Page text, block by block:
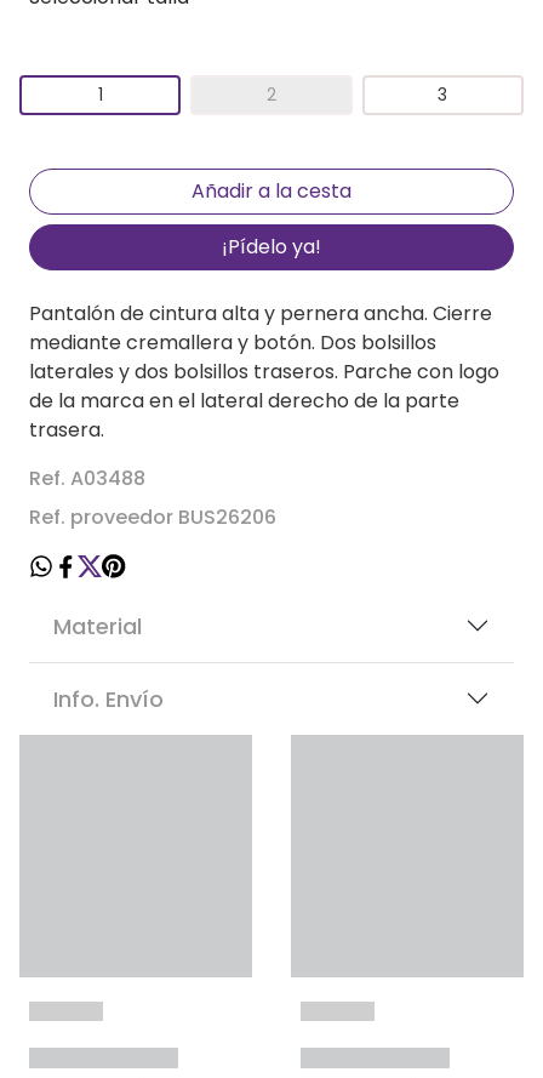
1 2 3
¡Pídelo ya!
Pantalón de cintura alta y pernera ancha. Cierre
mediante cremallera y botón. Dos bolsillos
laterales y dos bolsillos traseros. Parche con logo
de la marca en el lateral derecho de la parte
trasera.
Ref. A03488
Ref. proveedor BUS26206
Material
Info. Envío